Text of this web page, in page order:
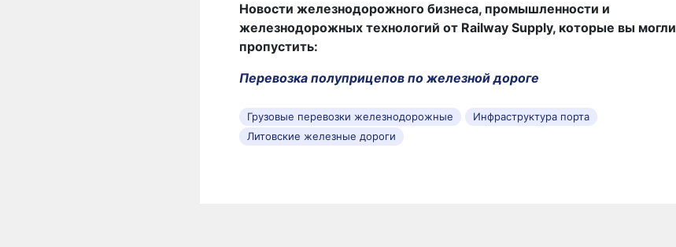
Новости железнодорожного бизнеса, промышленности и
железнодорожных технологий от Railway Supply, которые вы могли
пропустить:
Перевозкa полуприцепов по железной дороге
Грузовые перевозки железнодорожные
Инфраструктура порта
Литовские железные дороги